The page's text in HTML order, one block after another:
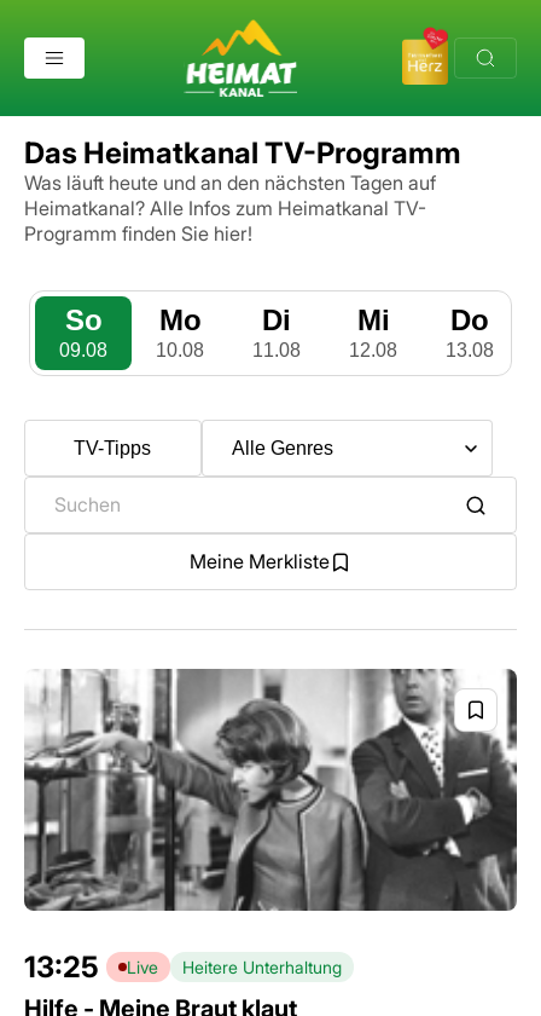
Das Heimatkanal TV-Programm
Was läuft heute und an den nächsten Tagen auf
Heimatkanal? Alle Infos zum Heimatkanal TV-
Programm finden Sie hier!
So
09.08
Mo
10.08
Di
11.08
Mi
12.08
Do
13.08
TV-Tipps
Meine Merkliste
13:25 Live Heitere Unterhaltung
Hilfe - Meine Braut klaut